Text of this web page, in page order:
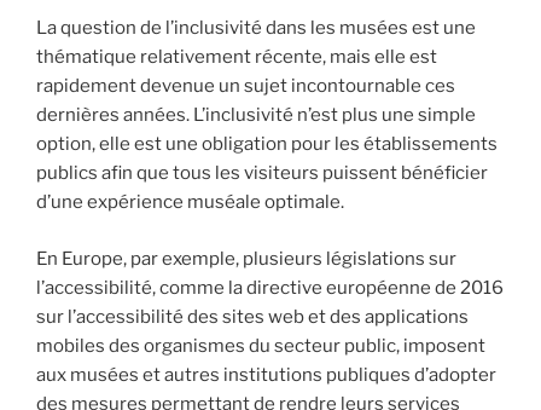
La question de l’inclusivité dans les musées est une
thématique relativement récente, mais elle est
rapidement devenue un sujet incontournable ces
dernières années. L’inclusivité n’est plus une simple
option, elle est une obligation pour les établissements
publics afin que tous les visiteurs puissent bénéficier
d’une expérience muséale optimale.
En Europe, par exemple, plusieurs législations sur
l’accessibilité, comme la directive européenne de 2016
sur l’accessibilité des sites web et des applications
mobiles des organismes du secteur public, imposent
aux musées et autres institutions publiques d’adopter
des mesures permettant de rendre leurs services